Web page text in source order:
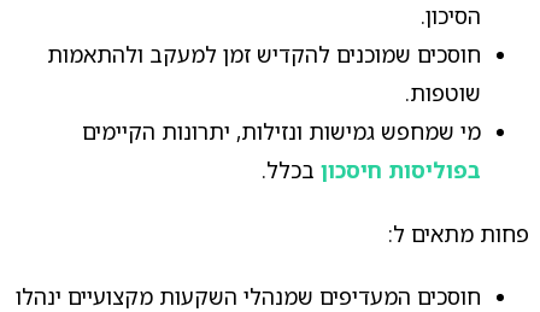
הסיכון.
חוסכים שמוכנים להקדיש זמן למעקב ולהתאמות
שוטפות.
מי שמחפש גמישות ונזילות, יתרונות הקיימים
בפוליסות חיסכוןבכלל.
פחות מתאים ל:
חוסכים המעדיפים שמנהלי השקעות מקצועיים ינהלו